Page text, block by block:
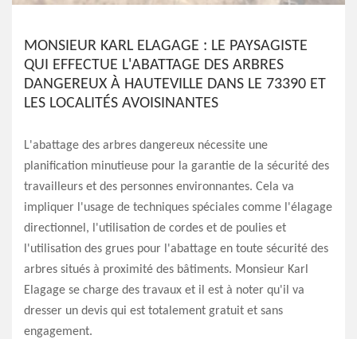
MONSIEUR KARL ELAGAGE : LE PAYSAGISTE
QUI EFFECTUE L'ABATTAGE DES ARBRES
DANGEREUX À HAUTEVILLE DANS LE 73390 ET
LES LOCALITÉS AVOISINANTES
L'abattage des arbres dangereux nécessite une
planification minutieuse pour la garantie de la sécurité des
travailleurs et des personnes environnantes. Cela va
impliquer l'usage de techniques spéciales comme l'élagage
directionnel, l'utilisation de cordes et de poulies et
l'utilisation des grues pour l'abattage en toute sécurité des
arbres situés à proximité des bâtiments. Monsieur Karl
Elagage se charge des travaux et il est à noter qu'il va
dresser un devis qui est totalement gratuit et sans
engagement.